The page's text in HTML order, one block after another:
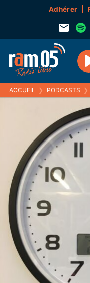
Adhérer
ACCUEIL ❯ PODCASTS ❯